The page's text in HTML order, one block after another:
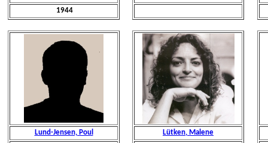
1944
Lund-Jensen, Poul
Lütken, Malene